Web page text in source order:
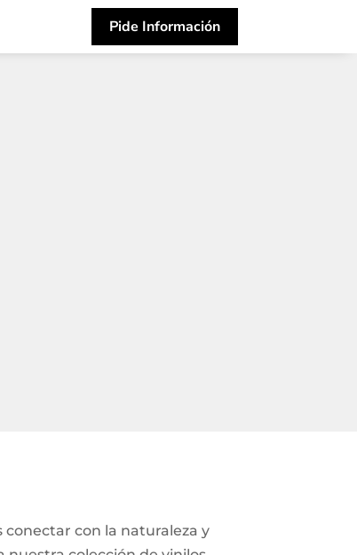
Pide Información
conectar con la naturaleza y